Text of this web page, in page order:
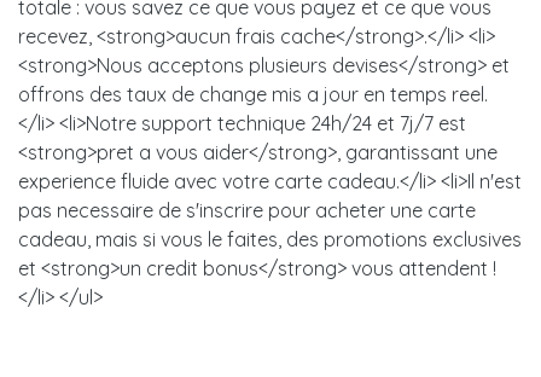
totale : vous savez ce que vous payez et ce que vous
recevez, <strong>aucun frais cache</strong>.</li> <li>
<strong>Nous acceptons plusieurs devises</strong> et
offrons des taux de change mis a jour en temps reel.
</li> <li>Notre support technique 24h/24 et 7j/7 est
<strong>pret a vous aider</strong>, garantissant une
experience fluide avec votre carte cadeau.</li> <li>Il n'est
pas necessaire de s'inscrire pour acheter une carte
cadeau, mais si vous le faites, des promotions exclusives
et <strong>un credit bonus</strong> vous attendent !
</li> </ul>